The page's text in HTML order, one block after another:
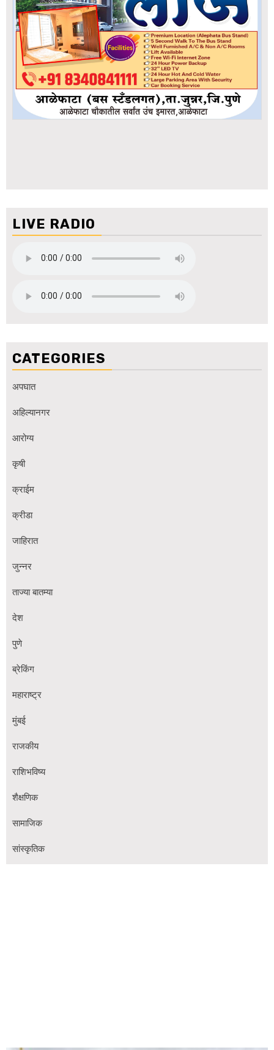
LIVE RADIO
CATEGORIES
अपघात
अहिल्यानगर
आरोग्य
कृषी
क्राईम
क्रीडा
जाहिरात
जुन्नर
ताज्या बातम्या
देश
पुणे
ब्रेकिंग
महाराष्ट्र
मुंबई
राजकीय
राशिभविष्य
शैक्षणिक
सामाजिक
सांस्कृतिक